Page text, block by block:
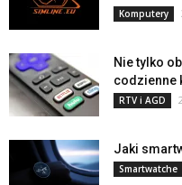
Komputery
Nie tylko
codzienne
RTV i AGD
Jaki
Smartwatche